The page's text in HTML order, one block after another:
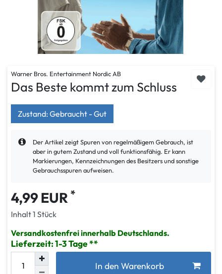
Warner Bros. Entertainment Nordic AB
Das Beste kommt zum Schluss
Zustand: Gebraucht - Gut
Der Artikel zeigt Spuren von regelmäßigem Gebrauch, ist
aber in gutem Zustand und voll funktionsfähig. Er kann
Markierungen, Kennzeichnungen des Besitzers und sonstige
Gebrauchsspuren aufweisen.
4,99 EUR *
Inhalt1 Stück
Versandkostenfrei innerhalb Deutschlands.
Lieferzeit: 1-3 Tage
In den Warenkorb